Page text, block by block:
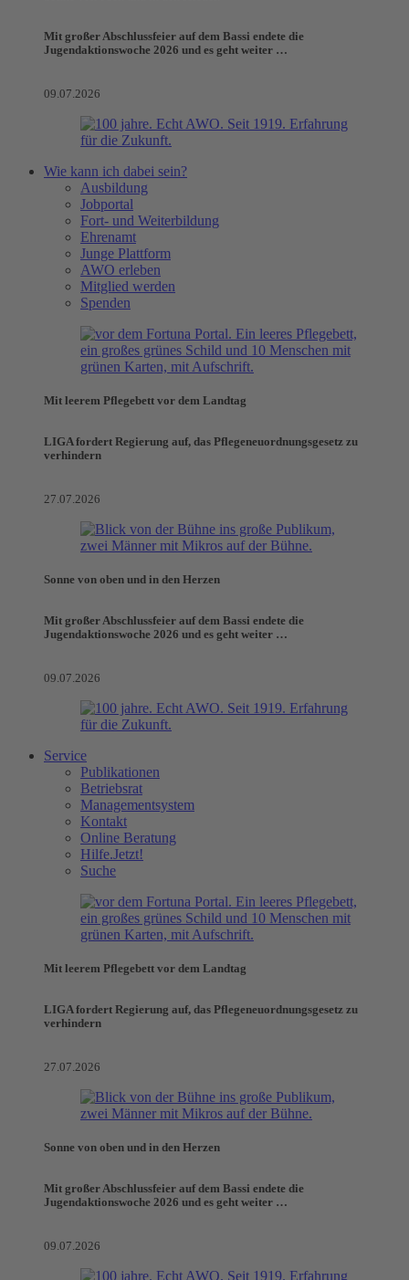
Mit großer Abschlussfeier auf dem Bassi endete die
Jugendaktionswoche 2026 und es geht weiter …
09.07.2026
Wie kann ich dabei sein?
Ausbildung
Jobportal
Fort- und Weiterbildung
Ehrenamt
Junge Plattform
AWO erleben
Mitglied werden
Spenden
Mit leerem Pflegebett vor dem Landtag
LIGA fordert Regierung auf, das Pflegeneuordnungsgesetz zu
verhindern
27.07.2026
Sonne von oben und in den Herzen
Mit großer Abschlussfeier auf dem Bassi endete die
Jugendaktionswoche 2026 und es geht weiter …
09.07.2026
Service
Publikationen
Betriebsrat
Managementsystem
Kontakt
Online Beratung
Hilfe.Jetzt!
Suche
Mit leerem Pflegebett vor dem Landtag
LIGA fordert Regierung auf, das Pflegeneuordnungsgesetz zu
verhindern
27.07.2026
Sonne von oben und in den Herzen
Mit großer Abschlussfeier auf dem Bassi endete die
Jugendaktionswoche 2026 und es geht weiter …
09.07.2026